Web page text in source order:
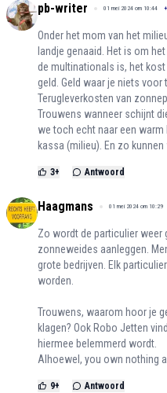
pb-writer 01 mei 2024 om 10:44 +
Onder het mom van het
landje genaaid. Het is om
de multinationals is, het
geld. Geld waar je niets voor
Terugleverkosten van
Trouwens wanneer schijnt
we toch echt naar een
kassa (milieu). En zo
3+ Antwoord
Haagmans 01 mei 2024 om 10:29
Zo wordt de particulier weer
zonneweides aanleggen.
grote bedrijven. Elk
worden.
Trouwens, waarom hoor je
klagen? Ook Robo Jetten
hiermee belemmerd wordt.
Alhoewel, you own nothing
9+ Antwoord